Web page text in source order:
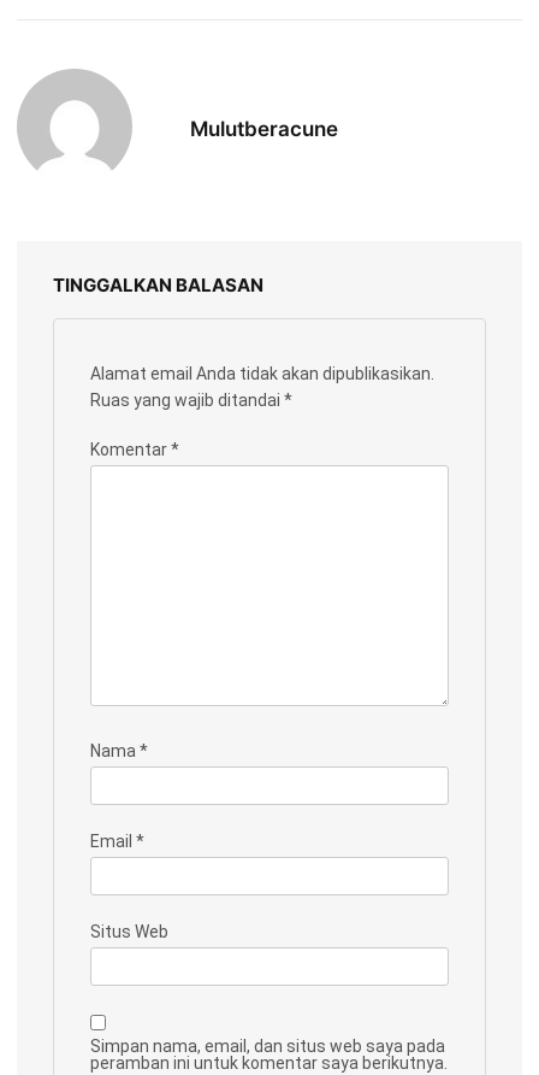
Mulutberacune
TINGGALKAN BALASAN
Alamat email Anda tidak akan dipublikasikan.
Ruas yang wajib ditandai *
Komentar*
Nama *
Email *
Situs Web
Simpan nama, email, dan situs web saya pada
peramban ini untuk komentar saya berikutnya.